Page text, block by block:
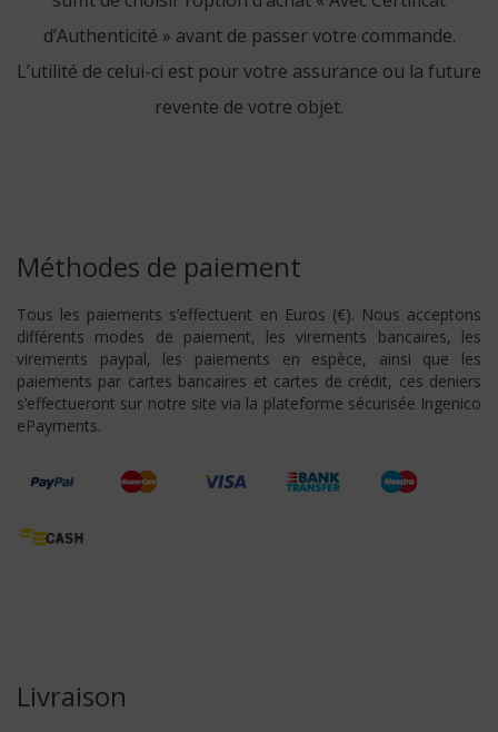
d’Authenticité » avant de passer votre commande.
L’utilité de celui-ci est pour votre assurance ou la future
revente de votre objet.
Méthodes de paiement
Tous les paiements s’effectuent en Euros (€). Nous acceptons
différents modes de paiement, les virements bancaires, les
virements paypal, les paiements en espèce, ainsi que les
paiements par cartes bancaires et cartes de crédit, ces deniers
s’effectueront sur notre site via la plateforme sécurisée Ingenico
ePayments.
Livraison